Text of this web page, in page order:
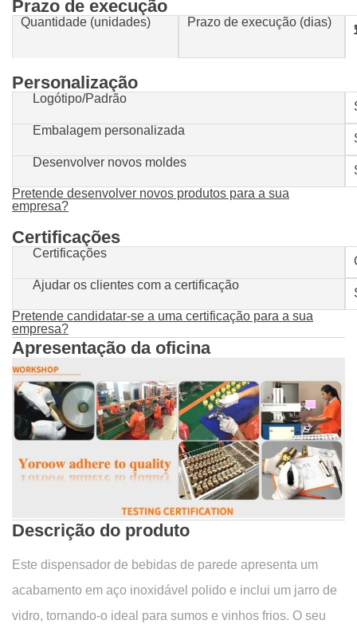
Prazo de execução
Quantidade (unidades)
1-500
Prazo de execução (dias)
Personalização
Logótipo/Padrão
Embalagem personalizada
Desenvolver novos moldes
Pretende desenvolver novos produtos para a sua
empresa?
Certificações
Certificações
Ajudar os clientes com a certificação
Pretende candidatar-se a uma certificação para a sua
empresa?
Apresentação da oficina
Descrição do produto
Este dispensador de bebidas de parede apresenta um
acabamento em aço inoxidável polido e inclui um jarro de
vidro, tornando-o ideal para sumos e vinhos frios. O seu